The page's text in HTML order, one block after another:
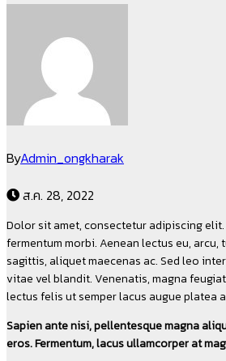
ByAdmin_ongkharak
ส.ค. 28, 2022
Dolor sit amet, consectetur adipiscing
fermentum morbi. Aenean lectus eu, arcu,
sagittis, aliquet maecenas ac. Sed leo
vitae vel blandit. Venenatis, magna
lectus felis ut semper lacus augue platea
Sapien ante nisi, pellentesque magna
eros. Fermentum, lacus ullamcorper at